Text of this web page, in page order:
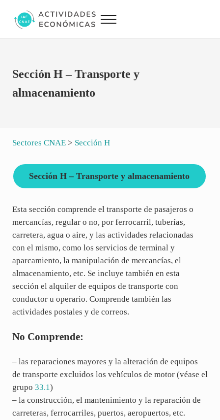
Actividades Económicas IAE CNAE
Menu
Sección H – Transporte y
almacenamiento
Sectores CNAE> Sección H
Sección H – Transporte y almacenamiento
Esta sección comprende el transporte de pasajeros o
mercancías, regular o no, por ferrocarril, tuberías,
carretera, agua o aire, y las actividades relacionadas
con el mismo, como los servicios de terminal y
aparcamiento, la manipulación de mercancías, el
almacenamiento, etc. Se incluye también en esta
sección el alquiler de equipos de transporte con
conductor u operario. Comprende también las
actividades postales y de correos.
No Comprende:
– las reparaciones mayores y la alteración de equipos
de transporte excluidos los vehículos de motor (véase el
grupo 33.1)
– la construcción, el mantenimiento y la reparación de
carreteras, ferrocarriles, puertos, aeropuertos, etc.